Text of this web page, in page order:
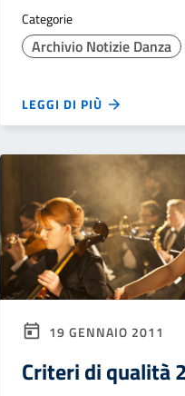
Categorie
Archivio Notizie Danza
LEGGI DI PIÙ
19 GENNAIO 2011
Criteri di qualità